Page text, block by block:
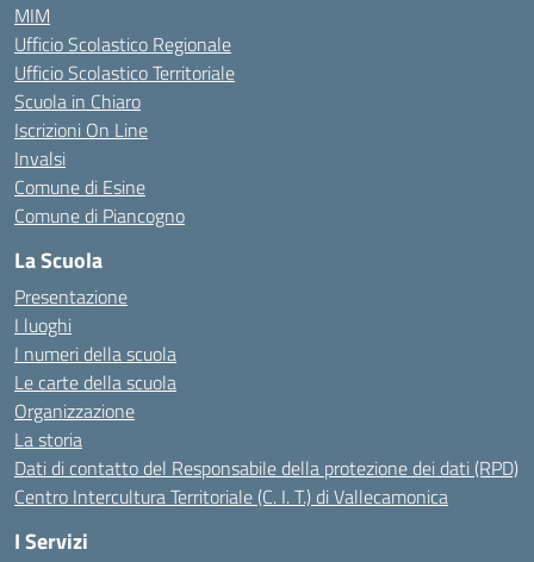
MIM
Ufficio Scolastico Regionale
Ufficio Scolastico Territoriale
Scuola in Chiaro
Iscrizioni On Line
Invalsi
Comune di Esine
Comune di Piancogno
La Scuola
Presentazione
I luoghi
I numeri della scuola
Le carte della scuola
Organizzazione
La storia
Dati di contatto del Responsabile della protezione dei dati (RPD)
Centro Intercultura Territoriale (C. I. T.) di Vallecamonica
I Servizi